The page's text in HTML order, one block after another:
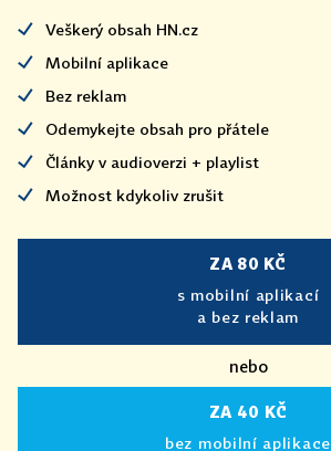
Veškerý obsah HN.cz
Mobilní aplikace
Bez reklam
Odemykejte obsah pro přátele
Články v audioverzi + playlist
Možnost kdykoliv zrušit
ZA 80 KČ
s mobilní aplikací
a bez reklam
nebo
ZA 40 KČ
bez mobilní aplikace